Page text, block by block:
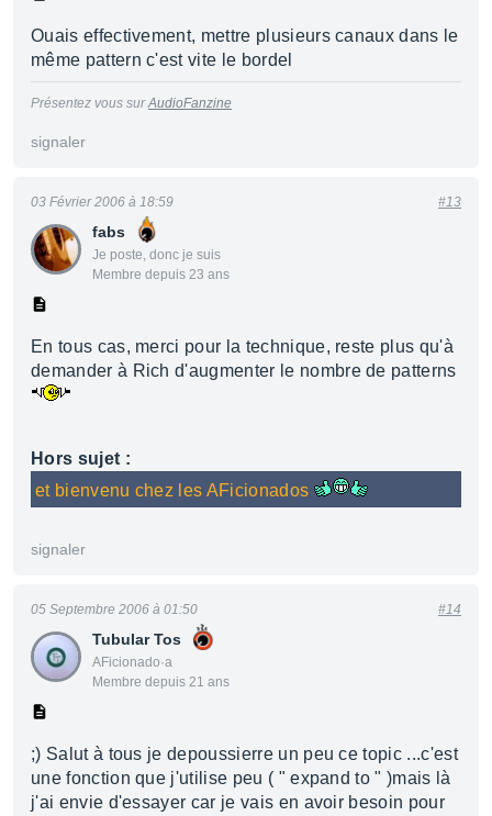
Ouais effectivement, mettre plusieurs canaux dans le
même pattern c'est vite le bordel
Présentez vous surAudioFanzine
signaler
fabs
Je poste, donc je suis
Membre depuis 23 ans
03 Février 2006 à 18:59 #13
En tous cas, merci pour la technique, reste plus qu'à
demander à Rich d'augmenter le nombre de patterns
Hors sujet :
et bienvenu chez les AFicionados
signaler
Tubular Tos
AFicionado·a
Membre depuis 21 ans
05 Septembre 2006 à 01:50 #14
;) Salut à tous je depoussierre un peu ce topic ...c'est
une fonction que j'utilise peu ( " expand to " )mais là
j'ai envie d'essayer car je vais en avoir besoin pour